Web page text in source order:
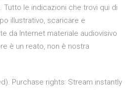
Tutto le indicazioni che trovi qui di
illustrativo, scaricare e
da Internet materiale audiovisivo
è un reato, non è nostra
Purchase rights: Stream instantly